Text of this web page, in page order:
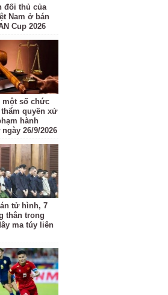
đối thủ của
Nam ở bán
Cup 2026
một số chức
quyền xử
hành
26/9/2026
tử hình, 7
thân trong
ma túy liên